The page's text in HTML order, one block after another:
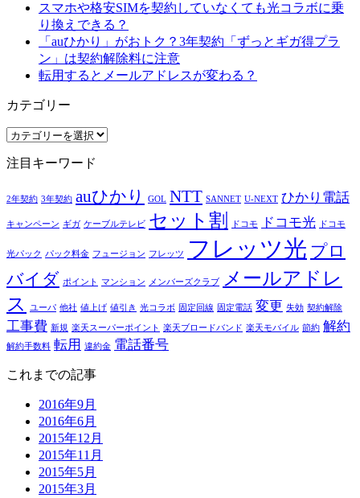
スマホや格安SIMを契約していなくても光コラボに乗
り換えできる？
「auひかり」がおトク？3年契約「ずっとギガ得プラ
ン」は契約解除料に注意
転用するとメールアドレスが変わる？
カテゴリー
カ
ゴ
ー
注目キーワード
2年契約 3年契約 auひかり GOL NTT SANNET U-NEXT ひかり電話
キャンペーン ギガ ケーブルテレビ セット割 ドコモ ドコモ光 ドコモ
光パック パック料金 フュージョン フレッツ フレッツ光 プロ
バイダ ポイント マンション メンバーズクラブ
メールアドレ
ス
ユーパ 他社 値上げ 値引き 光コラボ 固定回線 固定電話 変更 失効 契約解除
工事費 新規 楽天スーパーポイント 楽天ブロードバンド 楽天モバイル 節約 解約
解約手数料 転用 違約金 電話番号
これまでの記事
2016年9月
2016年6月
2015年12月
2015年11月
2015年5月
2015年3月